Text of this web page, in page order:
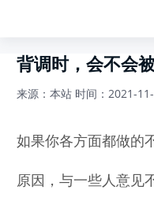
背调时，会不会
来源：本站 时间：2021-
如果你各方面都做的
原因，与一些人意见